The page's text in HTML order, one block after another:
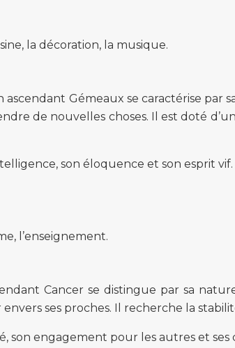
la décoration, la musique.
Gémeaux se caractérise par
de nouvelles choses. Il est doté
son éloquence et son esprit
l’enseignement.
Cancer se distingue par sa
ses proches. Il recherche la
son engagement pour les autres et ses